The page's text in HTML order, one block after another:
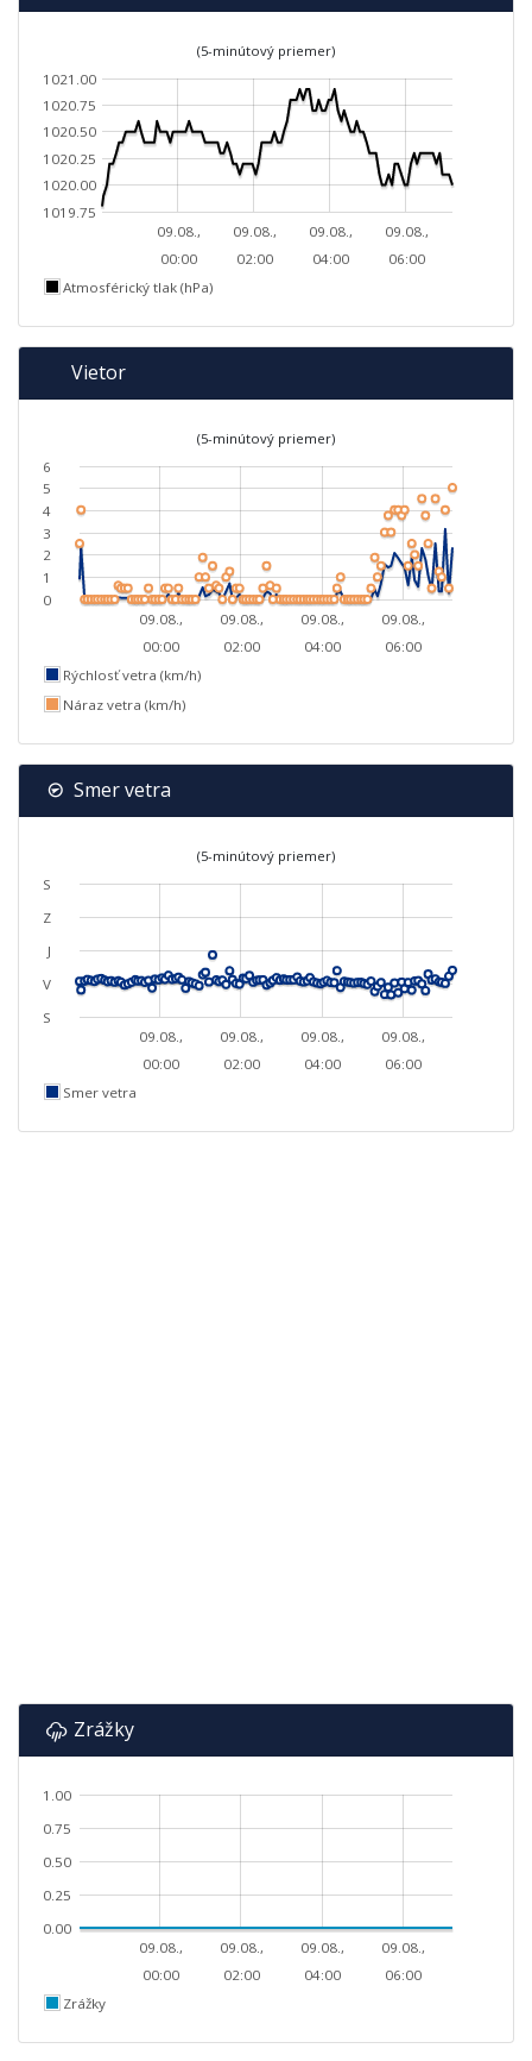
(5-minútový priemer)
09.08.,
00:00
09.08.,
02:00
09.08.,
04:00
09.08.,
06:00
1019.75
1020.00
1020.25
1020.50
1020.75
1021.00
Atmosférický tlak (hPa)
Vietor
(5-minútový priemer)
09.08.,
00:00
09.08.,
02:00
09.08.,
04:00
09.08.,
06:00
0
1
2
3
4
5
6
Rýchlosť vetra (km/h)
Náraz vetra (km/h)
Smer vetra
(5-minútový priemer)
09.08.,
00:00
09.08.,
02:00
09.08.,
04:00
09.08.,
06:00
S
S
V
J
Z
Smer vetra
Zrážky
09.08.,
00:00
09.08.,
02:00
09.08.,
04:00
09.08.,
06:00
0.00
0.25
0.50
0.75
1.00
Zrážky